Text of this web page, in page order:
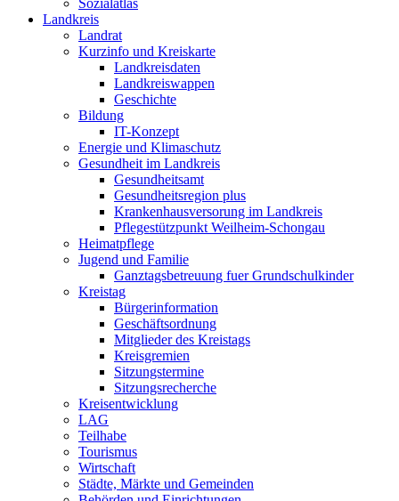
Sozialatlas
Landkreis
Landrat
Kurzinfo und Kreiskarte
Landkreisdaten
Landkreiswappen
Geschichte
Bildung
IT-Konzept
Energie und Klimaschutz
Gesundheit im Landkreis
Gesundheitsamt
Gesundheitsregion plus
Krankenhausversorung im Landkreis
Pflegestützpunkt Weilheim-Schongau
Heimatpflege
Jugend und Familie
Ganztagsbetreuung fuer Grundschulkinder
Kreistag
Bürgerinformation
Geschäftsordnung
Mitglieder des Kreistags
Kreisgremien
Sitzungstermine
Sitzungsrecherche
Kreisentwicklung
LAG
Teilhabe
Tourismus
Wirtschaft
Städte, Märkte und Gemeinden